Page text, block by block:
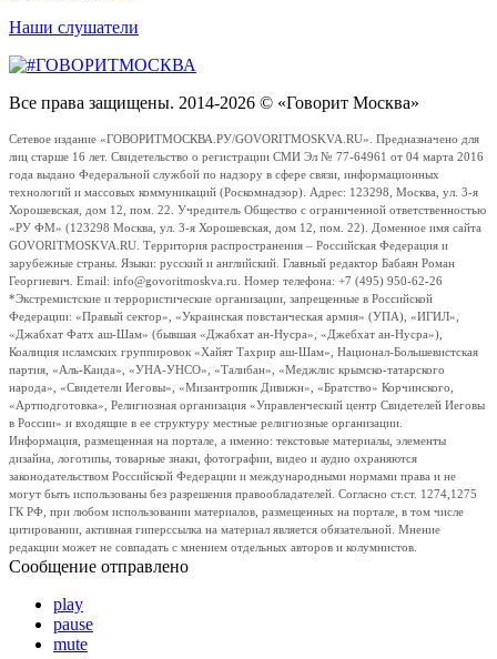
Наши слушатели
Все права защищены. 2014-2026 © «Говорит Москва»
Сетевое издание «ГОВОРИТМОСКВА.РУ/GOVORITMOSKVA.RU». Предназначено для
лиц старше 16 лет. Свидетельство о регистрации СМИ Эл № 77-64961 от 04 марта 2016
года выдано Федеральной службой по надзору в сфере связи, информационных
технологий и массовых коммуникаций (Роскомнадзор). Адрес: 123298, Москва, ул. 3-я
Хорошевская, дом 12, пом. 22. Учредитель Общество с ограниченной ответственностью
«РУ ФМ» (123298 Москва, ул. 3-я Хорошевская, дом 12, пом. 22). Доменное имя сайта
GOVORITMOSKVA.RU. Территория распространения – Российская Федерация и
зарубежные страны. Языки: русский и английский. Главный редактор Бабаян Роман
Георгиевич. Email: info@govoritmoskva.ru. Номер телефона: +7 (495) 950-62-26
*Экстремистские и террористические организации, запрещенные в Российской
Федерации: «Правый сектор», «Украинская повстанческая армия» (УПА), «ИГИЛ»,
«Джабхат Фатх аш-Шам» (бывшая «Джабхат ан-Нусра», «Джебхат ан-Нусра»),
Коалиция исламских группировок «Хайят Тахрир аш-Шам», Национал-Большевистская
партия, «Аль-Каида», «УНА-УНСО», «Талибан», «Меджлис крымско-татарского
народа», «Свидетели Иеговы», «Мизантропик Дивижн», «Братство» Корчинского,
«Артподготовка», Религиозная организация «Управленческий центр Свидетелей Иеговы
в России» и входящие в ее структуру местные религиозные организации.
Информация, размещенная на портале, а именно: текстовые материалы, элементы
дизайна, логотипы, товарные знаки, фотографии, видео и аудио охраняются
законодательством Российской Федерации и международными нормами права и не
могут быть использованы без разрешения правообладателей. Согласно ст.ст. 1274,1275
ГК РФ, при любом использовании материалов, размещенных на портале, в том числе
цитировании, активная гиперссылка на материал является обязательной. Мнение
редакции может не совпадать с мнением отдельных авторов и колумнистов.
Сообщение отправлено
play
pause
mute